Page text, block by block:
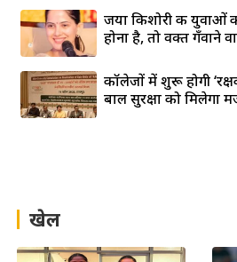
जया किशोरी की युवाओं
होना है, तो वक्त गँवाने
कॉलेजों में शुरू होगी
बाल सुरक्षा को मिलेगा
खेल